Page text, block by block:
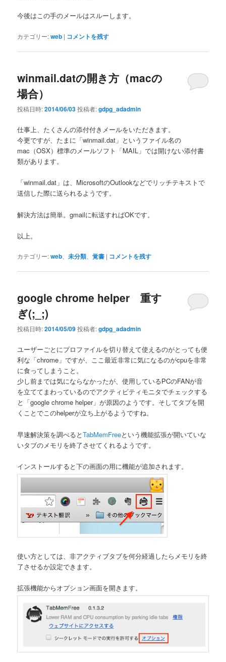
今後はこの手のメールはスルーします。
カテゴリー:web | コメントを残す
winmail.datの開き方（macの
場合）
投稿日時:2014/06/03投稿者:gdpg_adadmin
仕事上、たくさんの添付付きメールをいただきます。
今更ですが、たまに「winmail.dat」というファイル名の
mac（OSX）標準のメールソフト「MAIL」では開けない添付書
類があります。
「winmail.dat」は、MicrosoftのOutlookなどでリッチテキストで
送信した際に送られるようです。
解決方法は簡単。gmailに転送すればOKです。
以上。
カテゴリー:web 、未分類 、覚書 | コメントを残す
google chrome helper 重す
ぎ(;_;)
投稿日時:2014/05/09投稿者:gdpg_adadmin
ユーザーごとにプロファイルを切り替えて使えるのがとっても便
利な「chrome」ですが、ここ最近非常に気になるのがcpuを非常
に食ってしまうこと。
少し前までは気にならなかったが、使用しているPCのFANが音
を立ててまわっているのでアクティビティモニタでチェックする
と「google chrome helper」が原因のようです。そしてタブを開
くことでこのhelperが立ち上がるようですね。
早速解決策を調べるとTabMemFreeという機能拡張が開いていな
いタブのメモリを終了させてくれるようです。
インストールすると下の画面の用に機能が追加されます。
使い方としては、非アクティブタブを何分経過したらメモリを終
了させるか設定できます。
拡張機能からオプション画面を開きます。